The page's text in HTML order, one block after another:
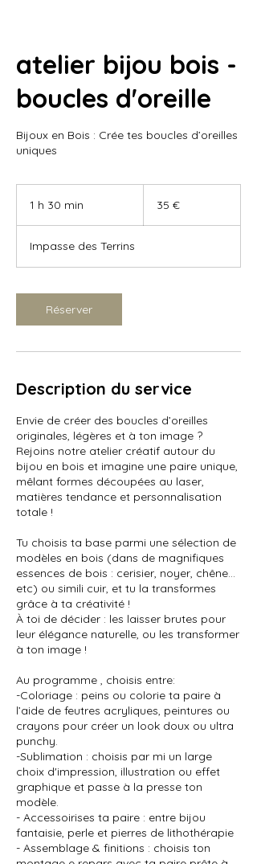
atelier bijou bois -
boucles d'oreille
Bijoux en Bois : Crée tes boucles d’oreilles
uniques
1 h 30 min
m
i
35 €
Impasse des Terrins
Réserver
Description du service
Envie de créer des boucles d’oreilles
originales, légères et à ton image ?
Rejoins notre atelier créatif autour du
bijou en bois et imagine une paire unique,
mêlant formes découpées au laser,
matières tendance et personnalisation
totale !
Tu choisis ta base parmi une sélection de
modèles en bois (dans de magnifiques
essences de bois : cerisier, noyer, chêne…
etc) ou simili cuir, et tu la transformes
grâce à ta créativité !
À toi de décider : les laisser brutes pour
leur élégance naturelle, ou les transformer
à ton image !
Au programme , choisis entre:
-Coloriage : peins ou colorie ta paire à
l’aide de feutres acryliques, peintures ou
crayons pour créer un look doux ou ultra
punchy.
-Sublimation : choisis par mi un large
choix d'impression, illustration ou effet
graphique et passe à la presse ton
modèle.
- Accessoirises ta paire : entre bijou
fantaisie, perle et pierres de lithothérapie
- Assemblage & finitions : choisis ton